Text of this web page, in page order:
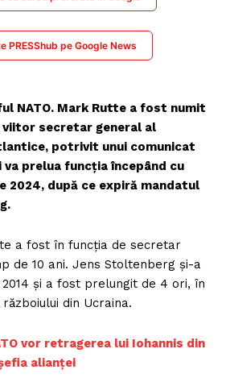
PRESShub pe Google News
NATO. Mark Rutte a fost numit
secretar general al
potrivit unui comunicat
va prelua funcția începând cu
2024, după ce expiră mandatul
a fost în funcția de secretar
de 10 ani. Jens Stoltenberg și-a
și a fost prelungit de 4 ori, în
din Ucraina.
vor retragerea lui Iohannis din
alianței